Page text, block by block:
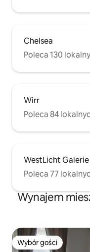
Chelsea
Poleca 130
Wirr
Poleca 84
WestLicht Galerie
Poleca 77
Wynajem
Wybór gości
Wybór gości